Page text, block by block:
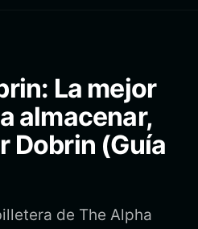
La mejor
almacenar,
Dobrin (Guía
de The Alpha